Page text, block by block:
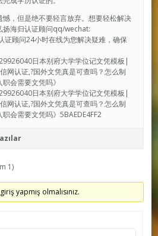
，但是绝不要轻言放弃。想要轻松解决
扬海归认证顾问qq/wechat:
证顾问24小时在线为您解决疑难，确保
日本别府大学学位记文凭模板|
网认证,?国外文凭真是可查吗？怎么制
会需要文凭吗》
日本别府大学学位记文凭模板|
网认证,?国外文凭真是可查吗？怎么制
会需要文凭吗》5BAEDE4FF2
1)
yapmış olmalısınız.